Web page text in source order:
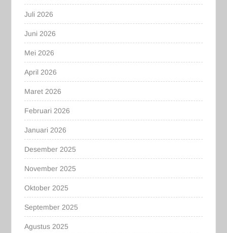
Juli 2026
Juni 2026
Mei 2026
April 2026
Maret 2026
Februari 2026
Januari 2026
Desember 2025
November 2025
Oktober 2025
September 2025
Agustus 2025